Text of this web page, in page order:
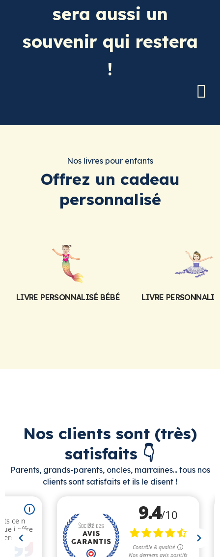
sera aussi un
souvenir qui restera
!
Nos livres pour enfants
Offrez un cadeau
personnalisé
LIVRE PERSONNALISÉ BÉBÉ LIVRE
Nos clients sont (très)
satisfaits 👇
Parents, grands-parents, oncles, marraines... tous nos
clients sont satisfaits et ils le disent !​